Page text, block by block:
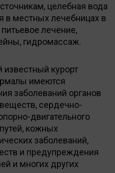
целебная вода
в местных лечебницах в
лечение,
гидромассаж.
известный курорт
имеются
заболеваний органов
сердечно-
двигательного
кожных
заболеваний,
и предупреждения
и многих других